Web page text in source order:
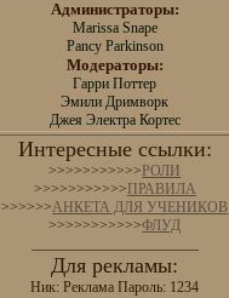
Администраторы:
Marissa Snape
Pancy Parkinson
Модераторы:
Гарри Поттер
Эмили Дримворк
Джея Электра Кортес
Интересные ссылки:
>>>>>>>>>>> РОЛИ
>>>>>>>>>>> ПРАВИЛА
>>>>>>АНКЕТА ДЛЯ УЧЕНИКОВ
>>>>>>>>>>>ФЛУД
Для рекламы:
Ник: Реклама Пароль: 1234